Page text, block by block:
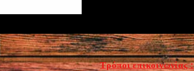
Τρόποι επικοινωνίας :